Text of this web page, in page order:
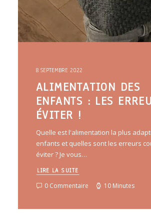
8 SEPTEMBRE 2022
ALIMENTATION DES
ENFANTS : LES
ÉVITER !
Quelle est l'alimentation la plus
enfants et quelles sont les erreurs
éviter ? Je vous…
LIRE LA SUITE
0 Commentaire 10 Minutes